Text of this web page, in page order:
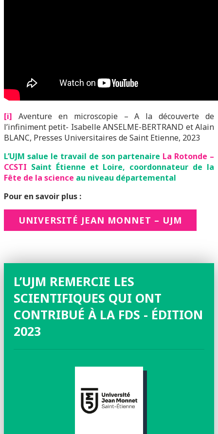
[i] Aventure en microscopie – A la découverte de
l’infiniment petit- Isabelle ANSELME-BERTRAND et Alain
BLANC, Presses Universitaires de Saint Etienne, 2023
L’UJM salue le travail de son partenaire La Rotonde –
CCSTI Saint Étienne et Loire, coordonnateur de la
Fête de la science au niveau départemental
Pour en savoir plus :
UNIVERSITÉ JEAN MONNET – UJM
L’UJM REMERCIE LES
SCIENTIFIQUES QUI ONT
CONTRIBUÉ À LA FDS - ÉDITION
2023